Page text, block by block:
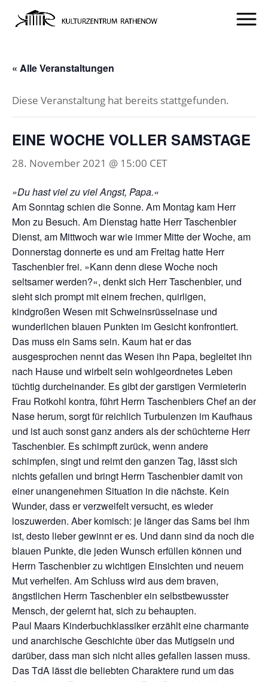
« Alle Veranstaltungen
Diese Veranstaltung hat bereits stattgefunden.
EINE WOCHE VOLLER SAMSTAGE
28. November 2021 @ 15:00 CET
»Du hast viel zu viel Angst, Papa.«
Am Sonntag schien die Sonne. Am Montag kam Herr
Mon zu Besuch. Am Dienstag hatte Herr Taschenbier
Dienst, am Mittwoch war wie immer Mitte der Woche, am
Donnerstag donnerte es und am Freitag hatte Herr
Taschenbier frei. »Kann denn diese Woche noch
seltsamer werden?«, denkt sich Herr Taschenbier, und
sieht sich prompt mit einem frechen, quirligen,
kindgroßen Wesen mit Schweinsrüsselnase und
wunderlichen blauen Punkten im Gesicht konfrontiert.
Das muss ein Sams sein. Kaum hat er das
ausgesprochen nennt das Wesen ihn Papa, begleitet ihn
nach Hause und wirbelt sein wohlgeordnetes Leben
tüchtig durcheinander. Es gibt der garstigen Vermieterin
Frau Rotkohl kontra, führt Herrn Taschenbiers Chef an der
Nase herum, sorgt für reichlich Turbulenzen im Kaufhaus
und ist auch sonst ganz anders als der schüchterne Herr
Taschenbier. Es schimpft zurück, wenn andere
schimpfen, singt und reimt den ganzen Tag, lässt sich
nichts gefallen und bringt Herrn Taschenbier damit von
einer unangenehmen Situation in die nächste. Kein
Wunder, dass er verzweifelt versucht, es wieder
loszuwerden. Aber komisch: je länger das Sams bei ihm
ist, desto lieber gewinnt er es. Und dann sind da noch die
blauen Punkte, die jeden Wunsch erfüllen können und
Herrn Taschenbier zu wichtigen Einsichten und neuem
Mut verhelfen. Am Schluss wird aus dem braven,
ängstlichen Herrn Taschenbier ein selbstbewusster
Mensch, der gelernt hat, sich zu behaupten.
Paul Maars Kinderbuchklassiker erzählt eine charmante
und anarchische Geschichte über das Mutigsein und
darüber, dass man sich nicht alles gefallen lassen muss.
Das TdA lässt die beliebten Charaktere rund um das